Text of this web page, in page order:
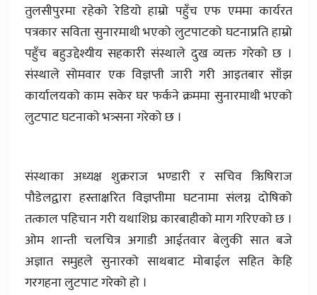
तुलसीपुरमा रहेको रेडियो हाम्रो पहुँच एफ एममा कार्यरत
पत्रकार सविता सुनारमाथी भएको लुटपाटको घटनाप्रति हाम्रो
पहुँच बहुउद्देश्यीय सहकारी संस्थाले दुख व्यक्त गरेको छ ।
संस्थाले सोमवार एक विज्ञप्ती जारी गरी आइतबार साँझ
कार्यालयको काम सकेर घर फर्कने क्रममा सुनारमाथी भएको
लुटपाट घटनाको भत्र्सना गरेको छ ।
संस्थाका अध्यक्ष शुक्रराज भण्डारी र सचिव ऋिषिराज
पौडेलद्वारा हस्ताक्षरित विज्ञप्तीमा घटनामा संलग्न दोषिको
तत्काल पहिचान गरी यथाशिघ्र कारबाहीको माग गरिएको छ ।
ओम शान्ती चलचित्र अगाडी आईतवार बेलुकी सात बजे
अज्ञात समुहले सुनारको साथबाट मोबाईल सहित केहि
गरगहना लुटपाट गरेको हो ।